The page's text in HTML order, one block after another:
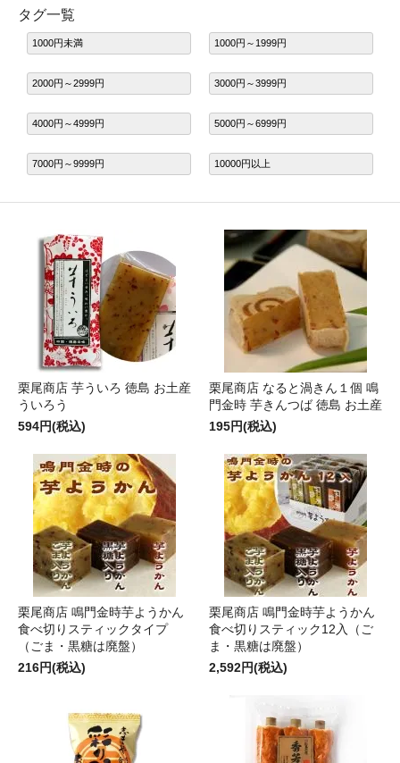
タグ一覧
1000円未満 1000円～1999円
2000円～2999円 3000円～3999円
4000円～4999円 5000円～6999円
7000円～9999円 10000円以上
栗尾商店 芋ういろ 徳島 お土産
ういろう
594円(税込)
栗尾商店 なると渦きん１個 鳴
門金時 芋きんつば 徳島 お土産
195円(税込)
栗尾商店 鳴門金時芋ようかん
食べ切りスティックタイプ
（ごま・黒糖は廃盤）
216円(税込)
栗尾商店 鳴門金時芋ようかん
食べ切りスティック12入（ご
ま・黒糖は廃盤）
2,592円(税込)